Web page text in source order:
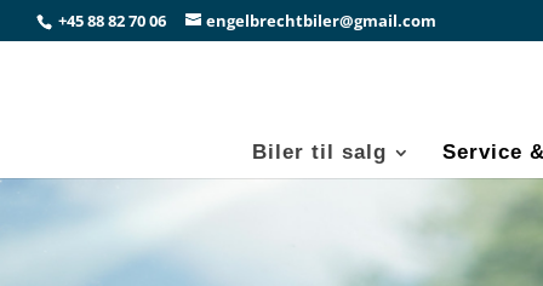
+45 88 82 70 06 engelbrechtbiler@gmail.com
Biler til salg Service